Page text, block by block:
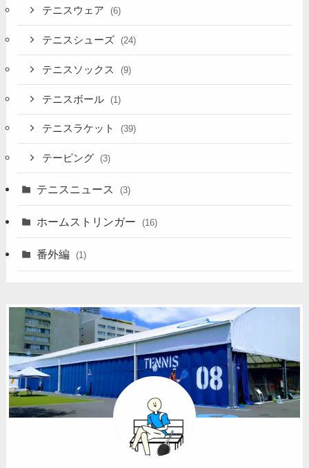
テニスウェア (6)
テニスシューズ (24)
テニスソックス (9)
テニスボール (1)
テニスラケット (39)
テーピング (3)
テニスニュース (3)
ホームストリンガー (16)
番外編 (1)